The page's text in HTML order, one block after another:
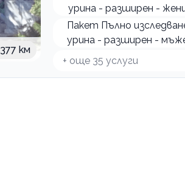
377 км
урина - разширен -
Пакет Пълно
урина - разширен -
+ още 35 услуги